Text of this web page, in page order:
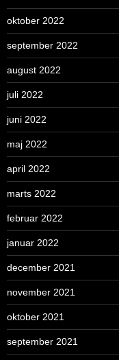
oktober 2022
september 2022
august 2022
juli 2022
juni 2022
maj 2022
april 2022
marts 2022
februar 2022
januar 2022
december 2021
november 2021
oktober 2021
september 2021